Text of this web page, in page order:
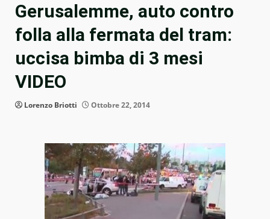
Gerusalemme, auto contro
folla alla fermata del tram:
uccisa bimba di 3 mesi
VIDEO
Lorenzo Briotti Ottobre 22, 2014